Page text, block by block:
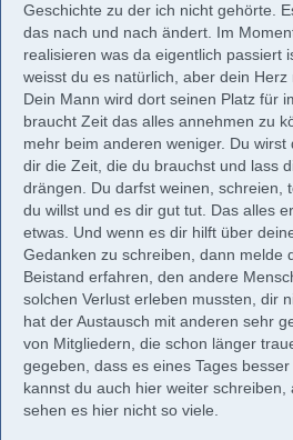
Geschichte zu der ich nicht gehörte.
das nach und nach ändert. Im
realisieren was da eigentlich passiert
weisst du es natürlich, aber dein Herz
Dein Mann wird dort seinen Platz für
braucht Zeit das alles annehmen zu
mehr beim anderen weniger. Du
dir die Zeit, die du brauchst und lass
drängen. Du darfst weinen, schreien,
du willst und es dir gut tut. Das alles
etwas. Und wenn es dir hilft über
Gedanken zu schreiben, dann melde
Beistand erfahren, den andere
solchen Verlust erleben mussten, dir
hat der Austausch mit anderen sehr
von Mitgliedern, die schon länger
gegeben, dass es eines Tages
kannst du auch hier weiter schreiben,
sehen es hier nicht so viele.